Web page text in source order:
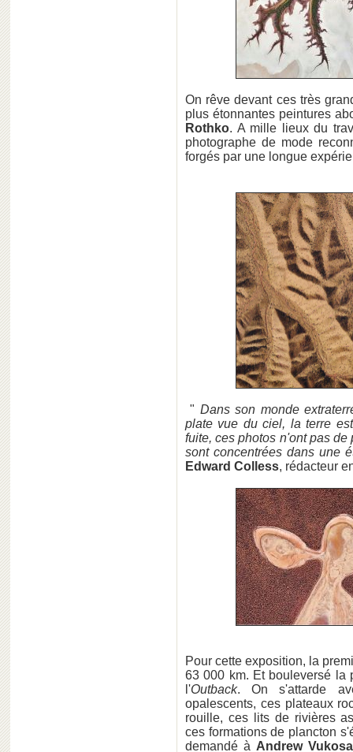
On rêve devant ces très
plus étonnantes peintures
Rothko. A mille lieux du
photographe de mode
forgés par une longue
" Dans son monde
plate vue du ciel, la terre
fuite, ces photos n'ont pas
sont concentrées dans une
Edward Colless, rédacteur
Pour cette exposition, la
63 000 km. Et bouleversé la
l'Outback. On s'attarde
opalescents, ces plateaux
rouille, ces lits de rivières
ces formations de plancton
demandé à Andrew